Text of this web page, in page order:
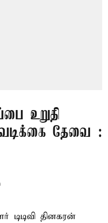
உறுதி
தேவை :
தினகரன்